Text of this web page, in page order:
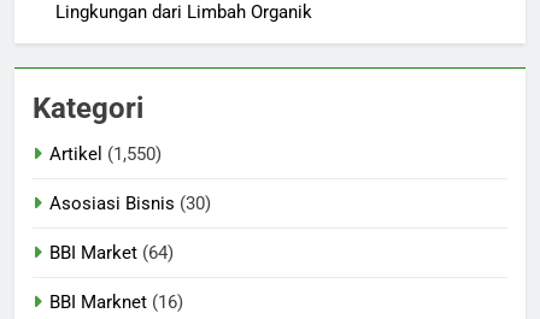
Lingkungan dari Limbah Organik
Kategori
Artikel (1,550)
Asosiasi Bisnis (30)
BBI Market (64)
BBI Marknet (16)